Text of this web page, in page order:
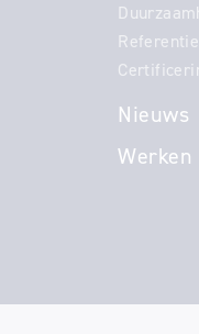
Nieuws
Werken